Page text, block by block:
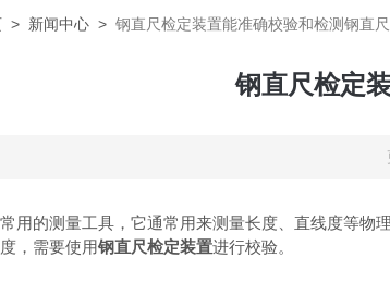
> 新闻中心 > 钢直尺检定装置能准确校验和检测钢直
钢直尺检定
的测量工具，它通常用来测量长度、直线度等物
，需要使用钢直尺检定装置进行校验。